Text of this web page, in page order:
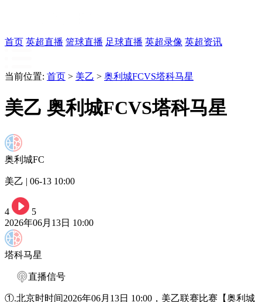
首页 英超直播 篮球直播 足球直播 英超录像 英超资讯
当前位置: 首页 > 美乙 > 奥利城FCVS塔科马星
美乙 奥利城FCVS塔科马星
奥利城FC
美乙 | 06-13 10:00
4
5
2026年06月13日 10:00
塔科马星
直播信号
①.北京时时间2026年06月13日 10:00，美乙联赛比赛【奥利城